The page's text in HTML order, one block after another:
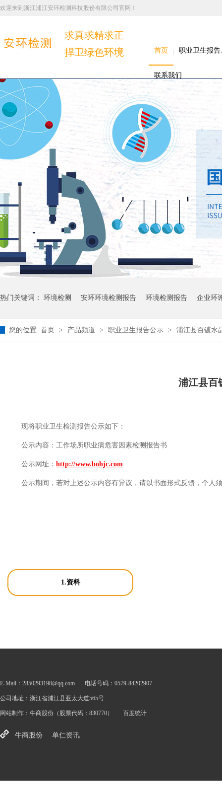
欢迎来到浙江浦江安环检测科技股份有限公司官网！
求真求精求正
捍卫绿色环境
首页 职业卫生报
联系我们
热门关键词： 环境检测 安环环境检测报告 环境检测报告 企业环
您的位置: 首页 > 产品频道 > 职业卫生报告公示 > 浦江县百镀水
浦江县百
现将职业卫生检测报告公示如下：
公示内容： 工作场所职业病危害因素检测报告书
公示网址： http://www.bohjc.com
公示期间，若对上述公示内容有异议，请以书面形式反馈，个人
1.资料
E-Mail：2850293198@qq.com 电话号码：0579-84202907
公司地址：浙江省浦江县亚太大道565号
网站制作： 牛商股份 （股票代码：830770） 百度统计
牛商股份 单仁资讯